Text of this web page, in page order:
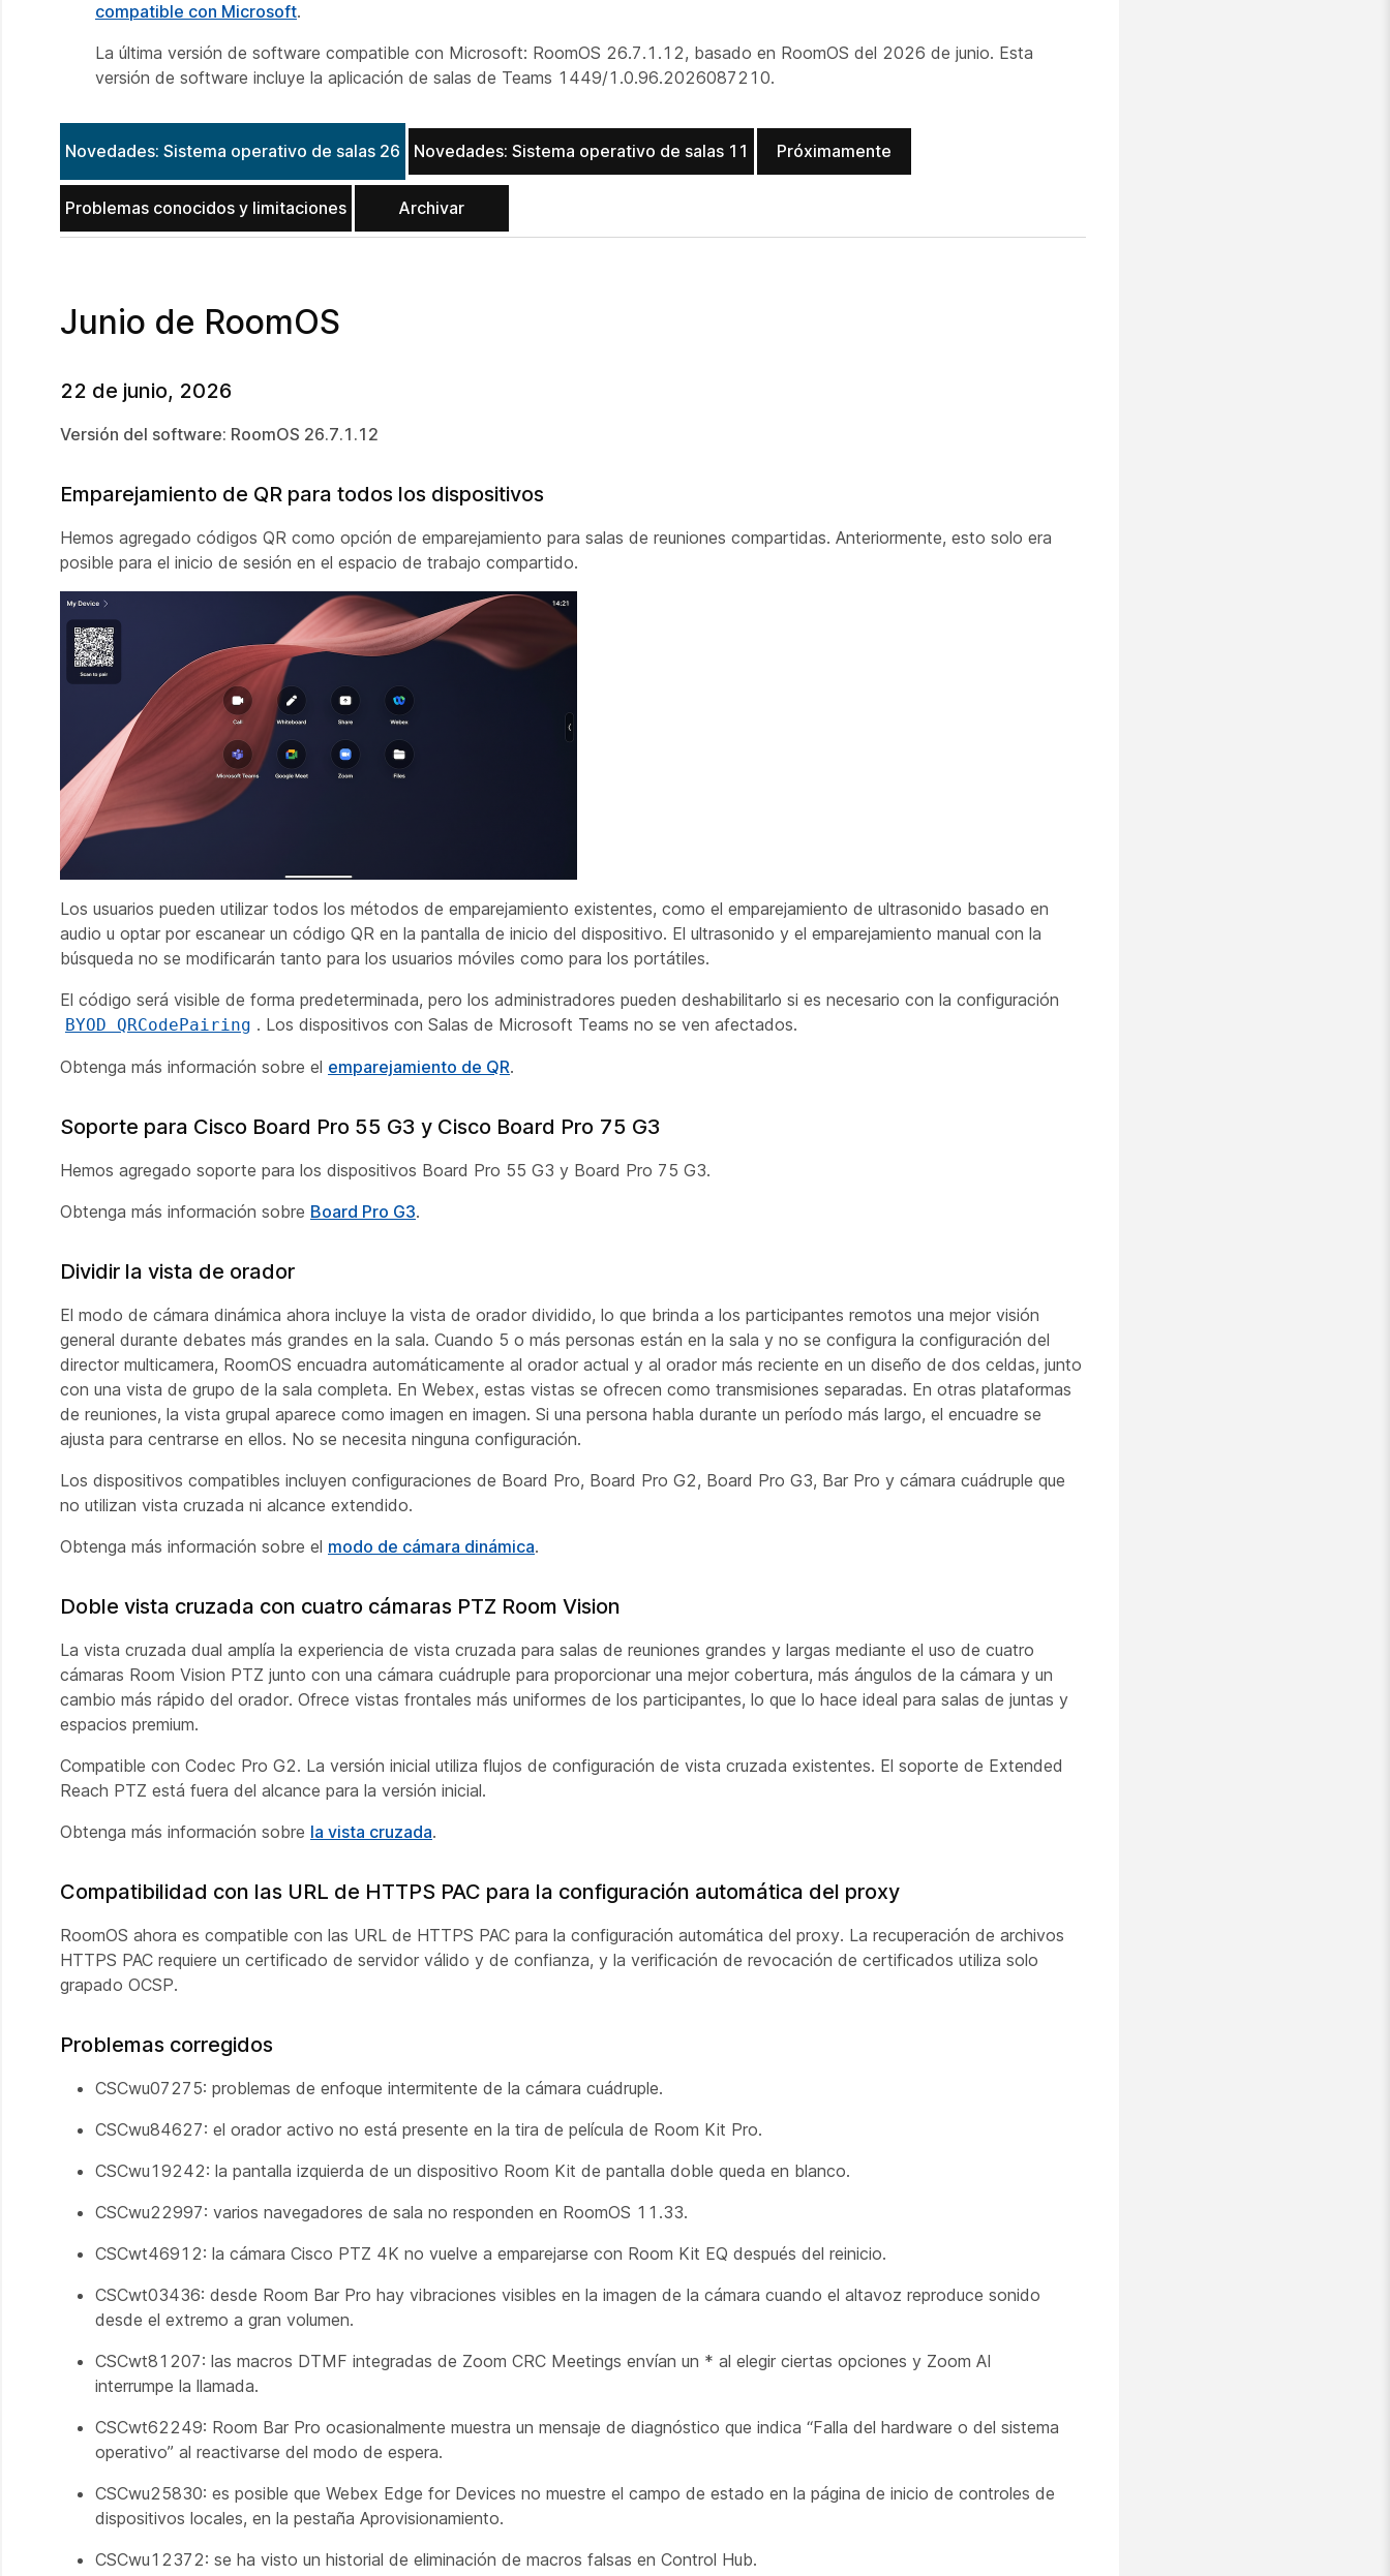
compatible con Microsoft.
La última versión de software compatible con Microsoft: RoomOS 26.7.1.12, basado en RoomOS del 2026 de junio. Esta
versión de software incluye la aplicación de salas de Teams 1449/1.0.96.2026087210.
Novedades: Sistema operativo de salas 26 Novedades: Sistema operativo de salas 11 Próximamente
Problemas conocidos y limitaciones Archivar
Junio de RoomOS
22 de junio, 2026
Versión del software: RoomOS 26.7.1.12
Emparejamiento de QR para todos los dispositivos
Hemos agregado códigos QR como opción de emparejamiento para salas de reuniones compartidas. Anteriormente, esto solo era
posible para el inicio de sesión en el espacio de trabajo compartido.
Los usuarios pueden utilizar todos los métodos de emparejamiento existentes, como el emparejamiento de ultrasonido basado en
audio u optar por escanear un código QR en la pantalla de inicio del dispositivo. El ultrasonido y el emparejamiento manual con la
búsqueda no se modificarán tanto para los usuarios móviles como para los portátiles.
El código será visible de forma predeterminada, pero los administradores pueden deshabilitarlo si es necesario con la configuración
BYOD QRCodePairing . Los dispositivos con Salas de Microsoft Teams no se ven afectados.
Obtenga más información sobre el emparejamiento de QR.
Soporte para Cisco Board Pro 55 G3 y Cisco Board Pro 75 G3
Hemos agregado soporte para los dispositivos Board Pro 55 G3 y Board Pro 75 G3.
Obtenga más información sobre Board Pro G3.
Dividir la vista de orador
El modo de cámara dinámica ahora incluye la vista de orador dividido, lo que brinda a los participantes remotos una mejor visión
general durante debates más grandes en la sala. Cuando 5 o más personas están en la sala y no se configura la configuración del
director multicamera, RoomOS encuadra automáticamente al orador actual y al orador más reciente en un diseño de dos celdas, junto
con una vista de grupo de la sala completa. En Webex, estas vistas se ofrecen como transmisiones separadas. En otras plataformas
de reuniones, la vista grupal aparece como imagen en imagen. Si una persona habla durante un período más largo, el encuadre se
ajusta para centrarse en ellos. No se necesita ninguna configuración.
Los dispositivos compatibles incluyen configuraciones de Board Pro, Board Pro G2, Board Pro G3, Bar Pro y cámara cuádruple que
no utilizan vista cruzada ni alcance extendido.
Obtenga más información sobre el modo de cámara dinámica.
Doble vista cruzada con cuatro cámaras PTZ Room Vision
La vista cruzada dual amplía la experiencia de vista cruzada para salas de reuniones grandes y largas mediante el uso de cuatro
cámaras Room Vision PTZ junto con una cámara cuádruple para proporcionar una mejor cobertura, más ángulos de la cámara y un
cambio más rápido del orador. Ofrece vistas frontales más uniformes de los participantes, lo que lo hace ideal para salas de juntas y
espacios premium.
Compatible con Codec Pro G2. La versión inicial utiliza flujos de configuración de vista cruzada existentes. El soporte de Extended
Reach PTZ está fuera del alcance para la versión inicial.
Obtenga más información sobre la vista cruzada.
Compatibilidad con las URL de HTTPS PAC para la configuración automática del proxy
RoomOS ahora es compatible con las URL de HTTPS PAC para la configuración automática del proxy. La recuperación de archivos
HTTPS PAC requiere un certificado de servidor válido y de confianza, y la verificación de revocación de certificados utiliza solo
grapado OCSP.
Problemas corregidos
CSCwu07275: problemas de enfoque intermitente de la cámara cuádruple.
CSCwu84627: el orador activo no está presente en la tira de película de Room Kit Pro.
CSCwu19242: la pantalla izquierda de un dispositivo Room Kit de pantalla doble queda en blanco.
CSCwu22997: varios navegadores de sala no responden en RoomOS 11.33.
CSCwt46912: la cámara Cisco PTZ 4K no vuelve a emparejarse con Room Kit EQ después del reinicio.
CSCwt03436: desde Room Bar Pro hay vibraciones visibles en la imagen de la cámara cuando el altavoz reproduce sonido
desde el extremo a gran volumen.
CSCwt81207: las macros DTMF integradas de Zoom CRC Meetings envían un * al elegir ciertas opciones y Zoom AI
interrumpe la llamada.
CSCwt62249: Room Bar Pro ocasionalmente muestra un mensaje de diagnóstico que indica “Falla del hardware o del sistema
operativo” al reactivarse del modo de espera.
CSCwu25830: es posible que Webex Edge for Devices no muestre el campo de estado en la página de inicio de controles de
dispositivos locales, en la pestaña Aprovisionamiento.
CSCwu12372: se ha visto un historial de eliminación de macros falsas en Control Hub.